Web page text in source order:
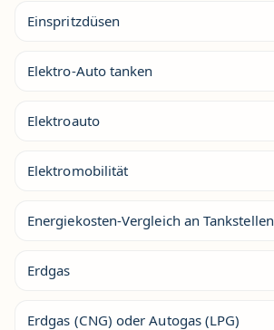
Einspritzdüsen
Elektro-Auto tanken
Elektroauto
Elektromobilität
Energiekosten-Vergleich an Tankstellen
Erdgas
Erdgas (CNG) oder Autogas (LPG)